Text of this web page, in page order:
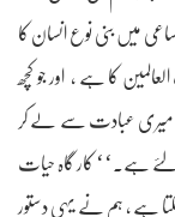
میں بنی نوع انسان کا
کا ہے ، اور جو کچھ
میری عبادت سے لے کر
ہے۔‘‘ کار گاہ حیات
ہے ، ہم نے یہی دستور